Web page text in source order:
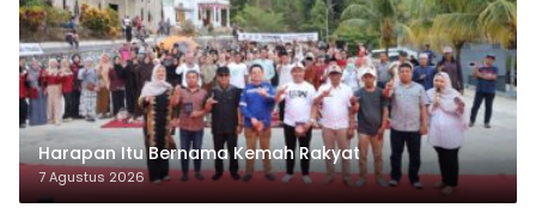
Harapan Itu Bernama Kemah Rakyat
7 Agustus 2026